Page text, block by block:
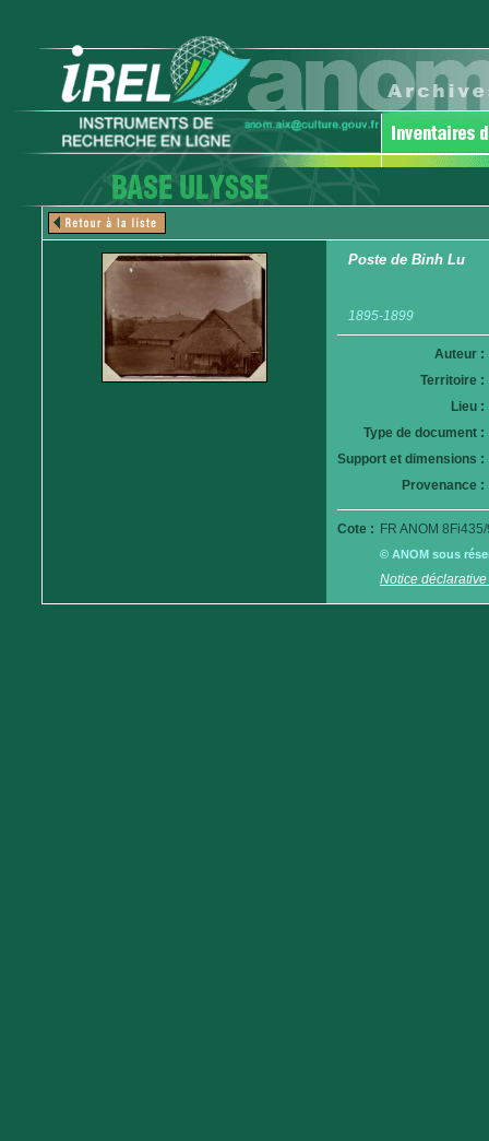
Poste de Binh Lu
1895-1899
Auteur :
Territoire :
Lieu :
Type de document :
Support et dimensions :
Provenance :
Cote : FR ANOM
© ANOM sous
Notice